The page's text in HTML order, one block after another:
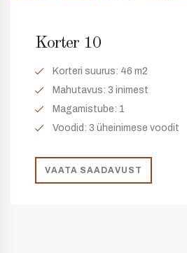
Korter 10
Korteri suurus: 46 m2
Mahutavus: 3 inimest
Magamistube: 1
Voodid: 3 üheinimese voodit
VAATA SAADAVUST